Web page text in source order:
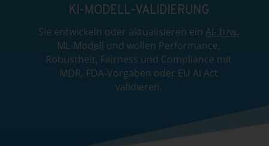
KI-MODELL-VALIDIERUNG
Sie entwickeln oder aktualisieren einAI- bzw.
ML-Modell und wollen Performance,
Robustheit, Fairness und Compliance mit
MDR, FDA-Vorgaben oder EU AI Act
validieren.